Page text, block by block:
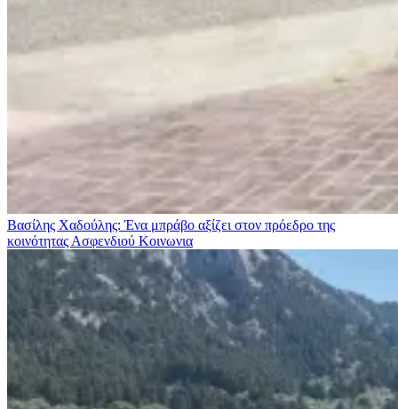
Βασίλης Χαδούλης: Ένα μπράβο αξίζει στον πρόεδρο της
κοινότητας Ασφενδιού Κοινωνια